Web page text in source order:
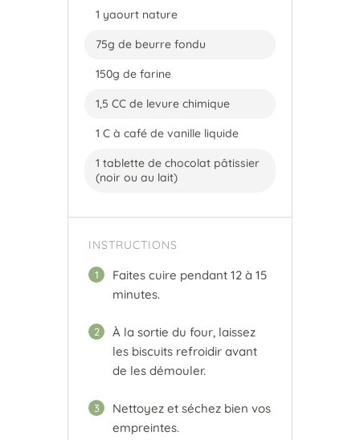
1 yaourt nature
75g de beurre fondu
150g de farine
1,5 CC de levure chimique
1 C à café de vanille liquide
1 tablette de chocolat pâtissier
(noir ou au lait)
INSTRUCTIONS
1
Faites cuire pendant 12 à 15
minutes.
2
À la sortie du four, laissez
les biscuits refroidir avant
de les démouler.
3
Nettoyez et séchez bien vos
empreintes.